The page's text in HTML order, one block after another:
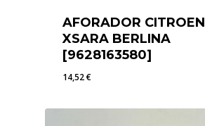
AFORADOR CITROEN
XSARA BERLINA
[9628163580]
14,52€